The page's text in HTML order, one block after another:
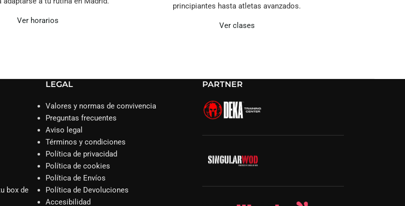
Ver horarios
principiantes hasta atletas avanzados.
Ver clases
box de
LEGAL
Valores y normas de convivencia
Preguntas frecuentes
Aviso legal
Términos y condiciones
Política de privacidad
Política de cookies
Política de Envíos
Política de Devoluciones
Accesibilidad
PARTNER